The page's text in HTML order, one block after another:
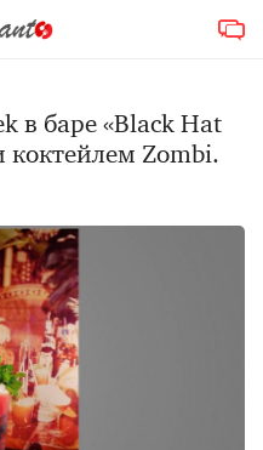
в баре «Black Hat
коктейлем Zombi.